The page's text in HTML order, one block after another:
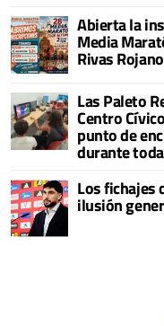
Abierta la
Media
Rivas
Las Paleto
Centro
punto de
durante
Los fichajes
ilusión